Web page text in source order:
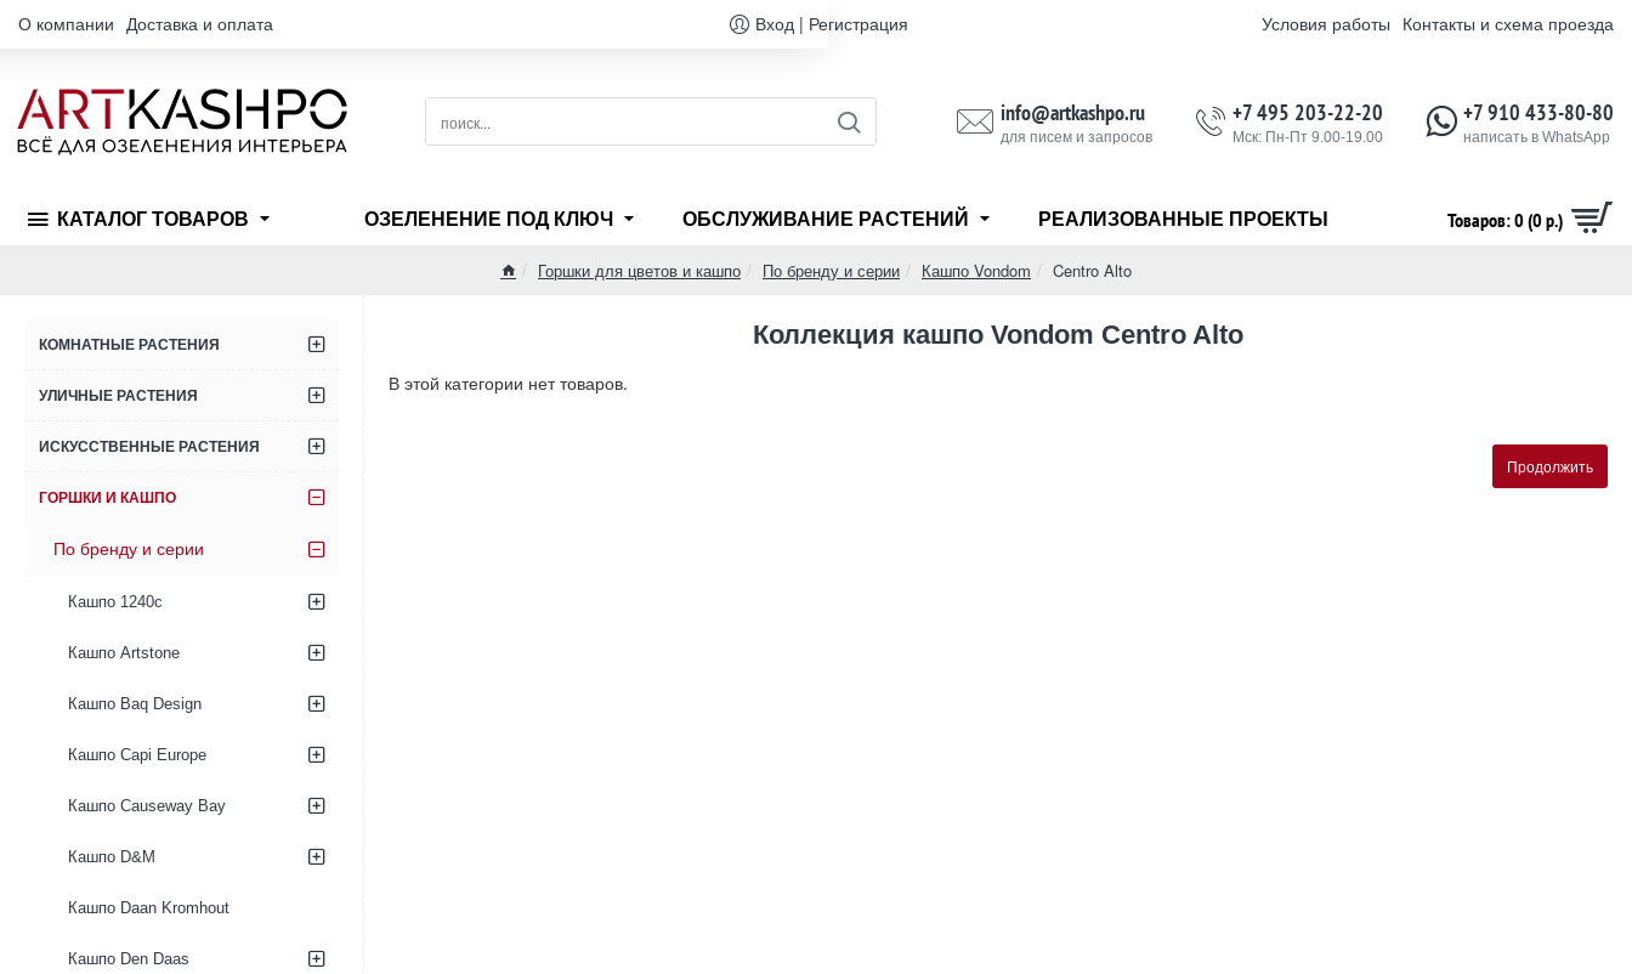
О компании Доставка и оплата Вход | Регистрация Условия работы Контакты и схема проезда
поиск...
info@artkashpo.ru
для писем и запросов
+7 495 203-22-20
Мск: Пн-Пт 9.00-19.00
+7 910 433-80-80
написать в WhatsApp
КАТАЛОГ ТОВАРОВ ОЗЕЛЕНЕНИЕ ПОД КЛЮЧ ОБСЛУЖИВАНИЕ РАСТЕНИЙ РЕАЛИЗОВАННЫЕ ПРОЕКТЫ Товаров: 0 (0 р.)
Горшки для цветов и кашпо По бренду и серии Кашпо Vondom Centro Alto
КОМНАТНЫЕ РАСТЕНИЯ
УЛИЧНЫЕ РАСТЕНИЯ
ИСКУССТВЕННЫЕ РАСТЕНИЯ
ГОРШКИ И КАШПО
По бренду и серии
Кашпо 1240c
Кашпо Artstone
Кашпо Baq Design
Кашпо Capi Europe
Кашпо Causeway Bay
Кашпо D&M
Кашпо Daan Kromhout
Кашпо Den Daas
Коллекция кашпо Vondom Centro Alto
В этой категории нет товаров.
Продолжить